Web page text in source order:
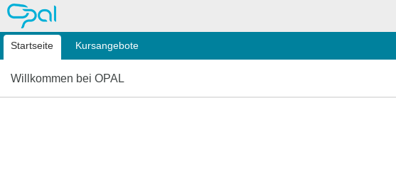
OPAL
Startseite Kursangebote
Willkommen bei OPAL